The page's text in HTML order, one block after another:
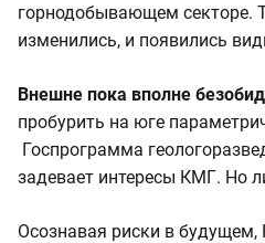
горнодобывающем секторе.
изменились, и появились
Внешне пока вполне
пробурить на юге
Госпрограмма
задевает интересы КМГ. Но
Осознавая риски в